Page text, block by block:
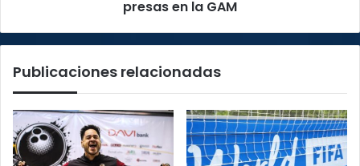
para
presas
GAM
presas en la GAM
Publicaciones relacionadas